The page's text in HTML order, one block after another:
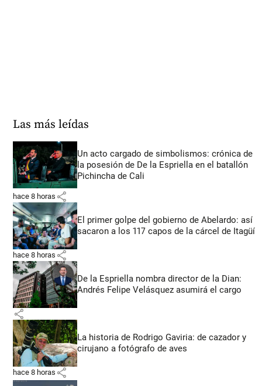
Las más leídas
Un acto cargado de simbolismos: crónica de
la posesión de De la Espriella en el batallón
Pichincha de Cali
hace 8 horas share
El primer golpe del gobierno de Abelardo: así
sacaron a los 117 capos de la cárcel de Itagüí
hace 8 horas share
De la Espriella nombra director de la Dian:
Andrés Felipe Velásquez asumirá el cargo
share
La historia de Rodrigo Gaviria: de cazador y
cirujano a fotógrafo de aves
hace 8 horas share